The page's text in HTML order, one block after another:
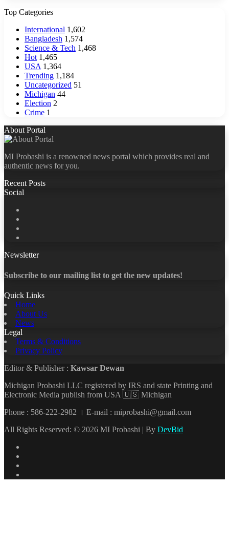
Top Categories
International 1,602
Bangladesh 1,574
Science & Tech 1,468
Hot 1,465
USA 1,364
Trending 1,184
Uncategorized 51
Michigan 44
Election 2
Crime 1
About Portal
MI Probashi is a renowned news portal which provides real and
authentic news for you.
Recent Posts
Social
Newsletter
Subscribe to our mailing list to get the new updates!
Quick Links
Home
About Us
News
Legal
Terms & Conditions
Privacy Policy
Editor & Publisher : Kawsar Dewan
Michigan Probashi LLC registered by IRS and state Printing and
Electronic Media publish from USA 🇺🇸 Michigan
Phone : 586-222-2982 । E-mail : miprobashi@gmail.com
All Rights Reserved: © 2026 MI Probashi | By DevBid